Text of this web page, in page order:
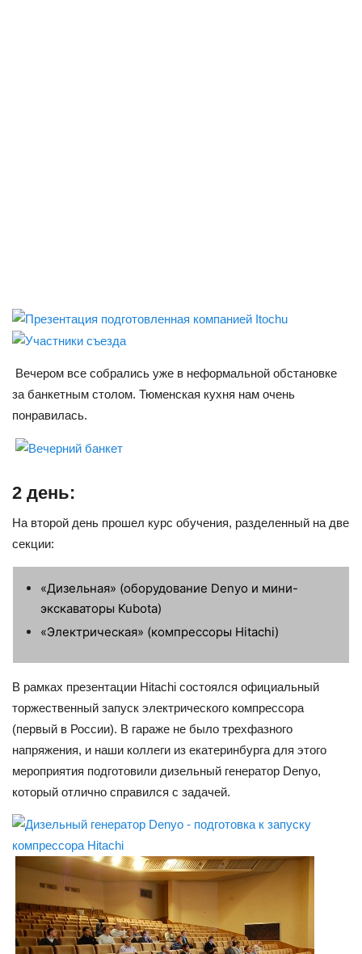
Вечером все собрались уже в неформальной обстановке
за банкетным столом. Тюменская кухня нам очень
понравилась.
2 день:
На второй день прошел курс обучения, разделенный на две
секции:
«Дизельная» (оборудование Denyo и мини-
экскаваторы Kubota)
«Электрическая» (компрессоры Hitachi)
В рамках презентации Hitachi состоялся официальный
торжественный запуск электрического компрессора
(первый в России). В гараже не было трехфазного
напряжения, и наши коллеги из екатеринбурга для этого
мероприятия подготовили дизельный генератор Denyo,
который отлично справился с задачей.